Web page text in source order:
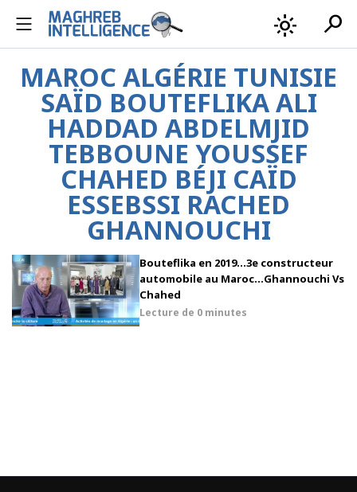
light_mode search
MAROC ALGÉRIE TUNISIE
SAÏD BOUTEFLIKA ALI
HADDAD ABDELMJID
TEBBOUNE YOUSSEF
CHAHED BÉJI CAÏD
ESSEBSSI RACHED
GHANNOUCHI
Bouteflika en 2019…3e constructeur
automobile au Maroc…Ghannouchi Vs
Chahed
Lecture de 0 minutes